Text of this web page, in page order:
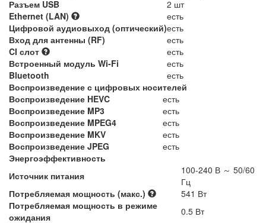
Разъем USB
2 шт
Ethernet (LAN)
есть
Цифровой аудиовыход (оптический)есть
Вход для антенны (RF)
есть
CI слот
есть
Встроенный модуль Wi-Fi
есть
Bluetooth
есть
Воспроизведение с цифровых носителей
Воспроизведение HEVC
есть
Воспроизведение MP3
есть
Воспроизведение MPEG4
есть
Воспроизведение MKV
есть
Воспроизведение JPEG
есть
Энергоэффективность
Источник питания
100-240 В ～ 50/60
Гц
Потребляемая мощность (макс.)
541 Вт
Потребляемая мощность в режиме
ожидания
0.5 Вт